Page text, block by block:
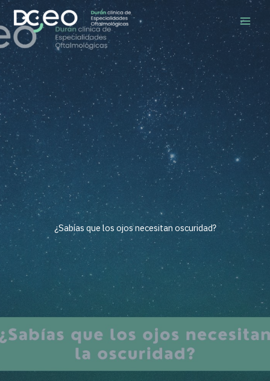
Ir
contenido
¿Sabías que los ojos necesitan oscuridad?